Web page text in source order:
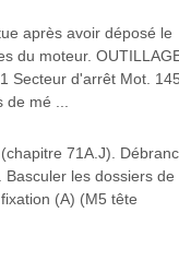
après avoir déposé le
du moteur.
Secteur d'arrêt Mot.
mé ...
71A.J).
les dossiers de
(A) (M5 tête